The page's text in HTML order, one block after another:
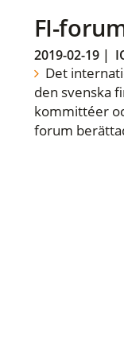
FI-
2019-02-19|
Det
den svenska
kommittéer
forum